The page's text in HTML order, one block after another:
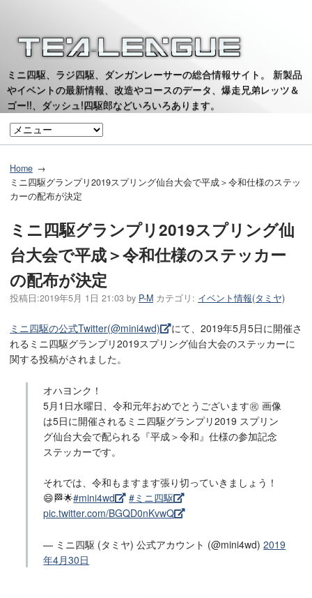
ミニ四駆、ラジ四駆、ダンガンレーサーの総合情報サイト。 新製品
やイベントの最新情報、改造やコースのデータ、爆走兄弟レッツ＆
ゴー!!、ダッシュ!四駆郎などいろいろあります。
Home
ミニ四駆グランプリ2019スプリング仙台大会で平成＞令和仕様のステッ
カーの配布が決定
ミニ四駆グランプリ2019スプリング仙
台大会で平成＞令和仕様のステッカー
の配布が決定
投稿日:2019年5月 1日 21:03 by P-M カテゴリ: イベント情報(タミヤ)
ミニ四駆の公式Twitter(@mini4wd)
にて、2019年5月5日に開催さ
れるミニ四駆グランプリ2019スプリング仙台大会のステッカーに
関する投稿がされました。
オハヨンク！
5月1日水曜日、令和元年おめでとうございます㊗️ 画像
は5日に開催されるミニ四駆グランプリ2019 スプリン
グ仙台大会で配られる『平成＞令和』仕様の参加記念
ステッカーです。
それでは、令和もますます張り切っていきましょう！
😄🏁🌟#mini4wd
#ミニ四駆
pic.twitter.com/BGQD0nKvwQ
— ミニ四駆 (タミヤ) 公式アカウント (@mini4wd)2019
年4月30日